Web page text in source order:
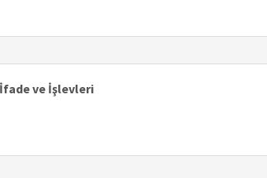
ve İşlevleri